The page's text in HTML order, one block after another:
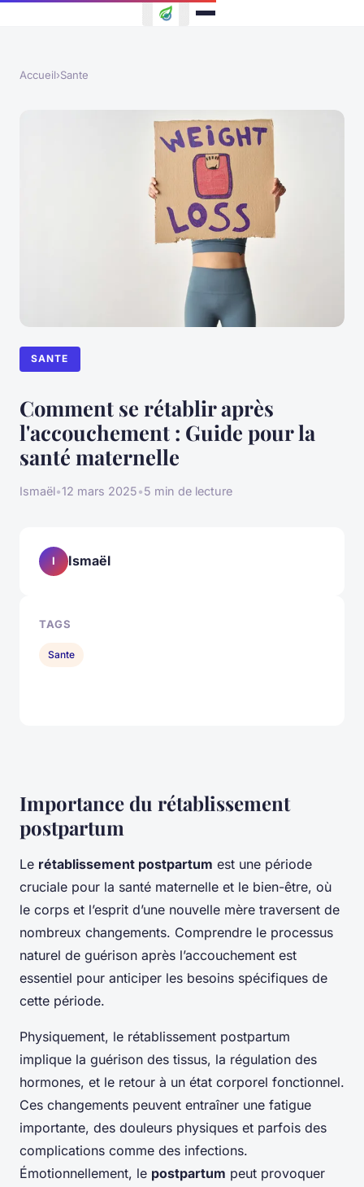
Accueil›Sante
SANTE
Comment se rétablir après
l'accouchement : Guide pour la
santé maternelle
Ismaël•12 mars 2025•5 min de lecture
Importance du rétablissement
postpartum
Le rétablissement postpartum est une période
cruciale pour la santé maternelle et le bien-être, où
le corps et l’esprit d’une nouvelle mère traversent de
nombreux changements. Comprendre le processus
naturel de guérison après l’accouchement est
essentiel pour anticiper les besoins spécifiques de
cette période.
Physiquement, le rétablissement postpartum
implique la guérison des tissus, la régulation des
hormones, et le retour à un état corporel fonctionnel.
Ces changements peuvent entraîner une fatigue
importante, des douleurs physiques et parfois des
complications comme des infections.
Émotionnellement, le postpartum peut provoquer
I Ismaël
TAGS
Sante